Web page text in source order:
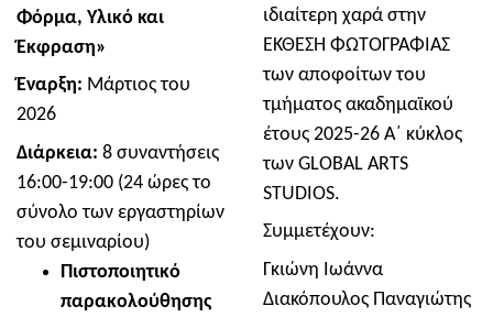
Φόρμα, Υλικό και
Έκφραση»
Έναρξη: Μάρτιος του
2026
Διάρκεια: 8 συναντήσεις
16:00-19:00 (24 ώρες το
σύνολο των εργαστηρίων
του σεμιναρίου)
Πιστοποιητικό
παρακολούθησης
ιδιαίτερη χαρά στην
ΈΚΘΕΣΗ ΦΩΤΟΓΡΑΦΙΑΣ
των αποφοίτων του
τμήματος ακαδημαϊκού
έτους 2025-26 Α΄ κύκλος
των GLOBAL ARTS
STUDIOS.
Συμμετέχουν:
Γκιώνη Ιωάννα
Διακόπουλος Παναγιώτης